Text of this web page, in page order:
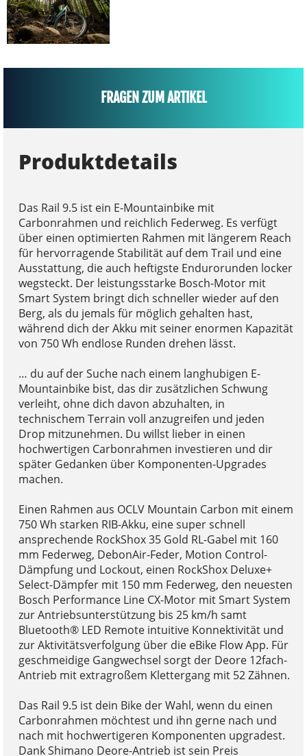
FRAGEN ZUM ARTIKEL
Produktdetails
Das Rail 9.5 ist ein E-Mountainbike mit
Carbonrahmen und reichlich Federweg. Es verfügt
über einen optimierten Rahmen mit längerem Reach
für hervorragende Stabilität auf dem Trail und eine
Ausstattung, die auch heftigste Endurorunden locker
wegsteckt. Der leistungsstarke Bosch-Motor mit
Smart System bringt dich schneller wieder auf den
Berg, als du jemals für möglich gehalten hast,
während dich der Akku mit seiner enormen Kapazität
von 750 Wh endlose Runden drehen lässt.
… du auf der Suche nach einem langhubigen E-
Mountainbike bist, das dir zusätzlichen Schwung
verleiht, ohne dich davon abzuhalten, in
technischem Terrain voll anzugreifen und jeden
Drop mitzunehmen. Du willst lieber in einen
hochwertigen Carbonrahmen investieren und dir
später Gedanken über Komponenten-Upgrades
machen.
Einen Rahmen aus OCLV Mountain Carbon mit einem
750 Wh starken RIB-Akku, eine super schnell
ansprechende RockShox 35 Gold RL-Gabel mit 160
mm Federweg, DebonAir-Feder, Motion Control-
Dämpfung und Lockout, einen RockShox Deluxe+
Select-Dämpfer mit 150 mm Federweg, den neuesten
Bosch Performance Line CX-Motor mit Smart System
zur Antriebsunterstützung bis 25 km/h samt
Bluetooth® LED Remote intuitive Konnektivität und
zur Aktivitätsverfolgung über die eBike Flow App. Für
geschmeidige Gangwechsel sorgt der Deore 12fach-
Antrieb mit extragroßem Klettergang mit 52 Zähnen.
Das Rail 9.5 ist dein Bike der Wahl, wenn du einen
Carbonrahmen möchtest und ihn gerne nach und
nach mit hochwertigeren Komponenten upgradest.
Dank Shimano Deore-Antrieb ist sein Preis